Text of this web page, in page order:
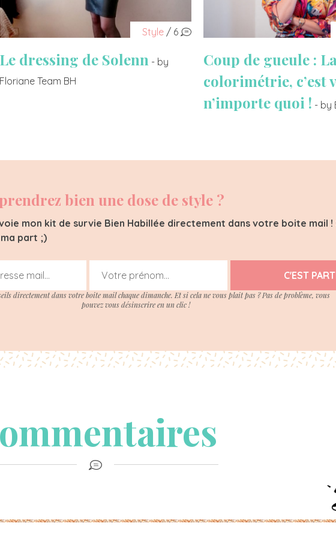
Style / 6
Le dressing de Solenn - by
Floriane Team BH
Coup de gueule : La
colorimétrie, c’est
n’importe quoi ! - by
bien une dose de style ?
mon kit de survie Bien Habillée directement dans votre boite mail !
part ;)
C'EST
directement dans votre boite mail chaque dimanche. Et si cela ne vous plait pas ? Pas de problème, vous
pouvez vous désinscrire en un clic !